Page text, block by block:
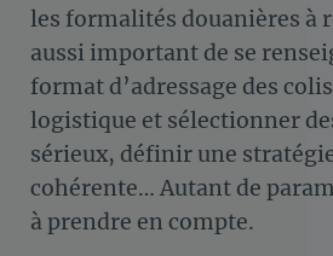
les formalités douanières à
aussi important de se
format d’adressage des
logistique et sélectionner
sérieux, définir une
cohérente… Autant de
à prendre en compte.